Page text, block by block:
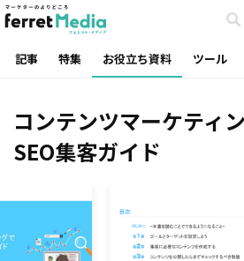
記事 特集 お役立ち資料 ツール
コンテンツマーケティ
SEO集客ガイド